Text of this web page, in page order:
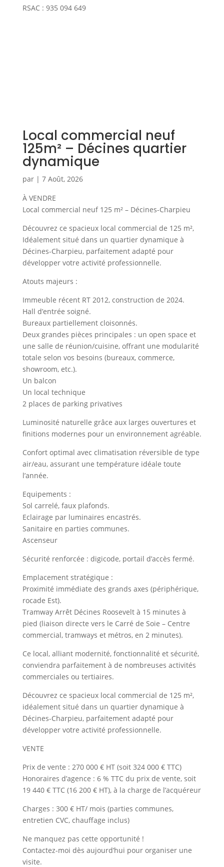
RSAC : 935 094 649
Local commercial neuf
125m² – Décines quartier
dynamique
par | 7 Août, 2026
À VENDRE
Local commercial neuf 125 m² – Décines-Charpieu
Découvrez ce spacieux local commercial de 125 m²,
Idéalement situé dans un quartier dynamique à
Décines-Charpieu, parfaitement adapté pour
développer votre activité professionnelle.
Atouts majeurs :
Immeuble récent RT 2012, construction de 2024.
Hall d’entrée soigné.
Bureaux partiellement cloisonnés.
Deux grandes pièces principales : un open space et
une salle de réunion/cuisine, offrant une modularité
totale selon vos besoins (bureaux, commerce,
showroom, etc.).
Un balcon
Un local technique
2 places de parking privatives
Luminosité naturelle grâce aux larges ouvertures et
finitions modernes pour un environnement agréable.
Confort optimal avec climatisation réversible de type
air/eau, assurant une température idéale toute
l’année.
Equipements :
Sol carrelé, faux plafonds.
Eclairage par luminaires encastrés.
Sanitaire en parties communes.
Ascenseur
Sécurité renforcée : digicode, portail d’accès fermé.
Emplacement stratégique :
Proximité immédiate des grands axes (périphérique,
rocade Est).
Tramway Arrêt Décines Roosevelt à 15 minutes à
pied (liaison directe vers le Carré de Soie – Centre
commercial, tramways et métros, en 2 minutes).
Ce local, alliant modernité, fonctionnalité et sécurité,
conviendra parfaitement à de nombreuses activités
commerciales ou tertiaires.
Découvrez ce spacieux local commercial de 125 m²,
idéalement situé dans un quartier dynamique à
Décines-Charpieu, parfaitement adapté pour
développer votre activité professionnelle.
VENTE
Prix de vente : 270 000 € HT (soit 324 000 € TTC)
Honoraires d’agence : 6 % TTC du prix de vente, soit
19 440 € TTC (16 200 € HT), à la charge de l’acquéreur
Charges : 300 € HT/ mois (parties communes,
entretien CVC, chauffage inclus)
Ne manquez pas cette opportunité !
Contactez-moi dès aujourd’hui pour organiser une
visite.